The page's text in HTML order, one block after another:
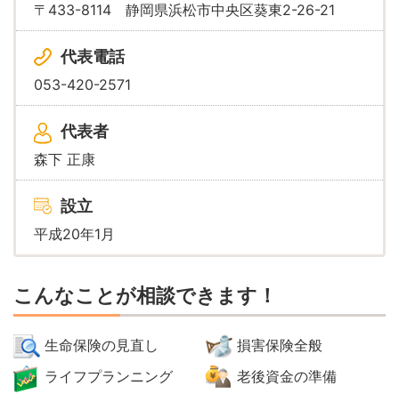
〒433-8114 静岡県浜松市中央区葵東2-26-21
代表電話
053-420-2571
代表者
森下 正康
設立
平成20年1月
こんなことが相談できます！
生命保険の見直し
損害保険全般
ライフプランニング
老後資金の準備